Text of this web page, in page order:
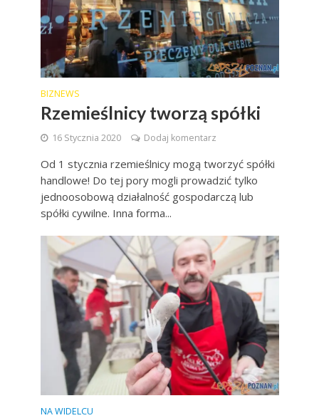
BIZNEWS
Rzemieślnicy tworzą spółki
16 Stycznia 2020 Dodaj komentarz
Od 1 stycznia rzemieślnicy mogą tworzyć spółki
handlowe! Do tej pory mogli prowadzić tylko
jednoosobową działalność gospodarczą lub
spółki cywilne. Inna forma...
NA WIDELCU